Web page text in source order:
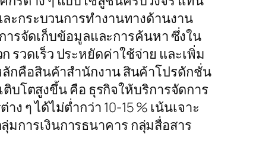
ะกระบวนการทำงานทางด้านงาน
ารจัดเก็บข้อมูลและการค้นหา ซึ่งใน
วดเร็ว ประหยัดค่าใช้จ่าย และเพิ่ม
กคือสินค้าสำนักงาน สินค้าโปรดักชั่น
บโตสูงขึ้น คือ ธุรกิจให้บริการจัดการ
ๆ ได้ไม่ต่ำกว่า 10-15 % เน้นเจาะ
การเงินการธนาคาร กลุ่มสื่อสาร